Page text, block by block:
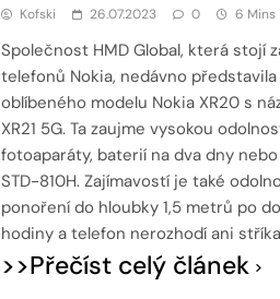
Kofski 26.07.2023 0 6 Mins
Společnost HMD Global, která stojí
telefonů Nokia, nedávno
oblíbeného modelu Nokia XR20 s
XR21 5G. Ta zaujme vysokou
fotoaparáty, baterií na dva dny
STD-810H. Zajímavostí je také
ponoření do hloubky 1,5 metrů po
hodiny a telefon nerozhodí ani
>>Přečíst celý článek